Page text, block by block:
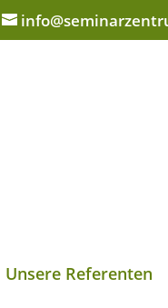
Unsere Referenten